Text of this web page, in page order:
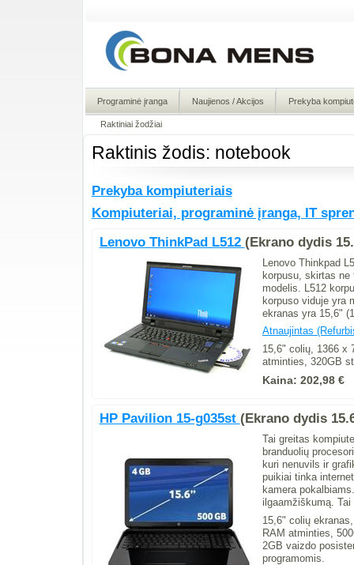
Programinė įranga Naujienos / Akcijos Prekyba
Raktiniai žodžiai
Raktinis žodis: notebook
Prekyba kompiuteriais
Kompiuteriai, programinė įranga, IT
Lenovo ThinkPad L512 (Ekrano dydis
Lenovo Thinkpad
korpusu, skirtas
modelis. L512
korpuso viduje yra
ekranas yra 15,6"
Atnaujintas
15,6" colių, 1366 x
atminties, 320GB
Kaina: 202,98 €
HP Pavilion 15-g035st (Ekrano dydis
Tai greitas
branduolių
kuri nenuvils ir
puikiai tinka
kamera
ilgaamžiškumą.
15,6" colių
RAM atminties,
2GB vaizdo
programomis.